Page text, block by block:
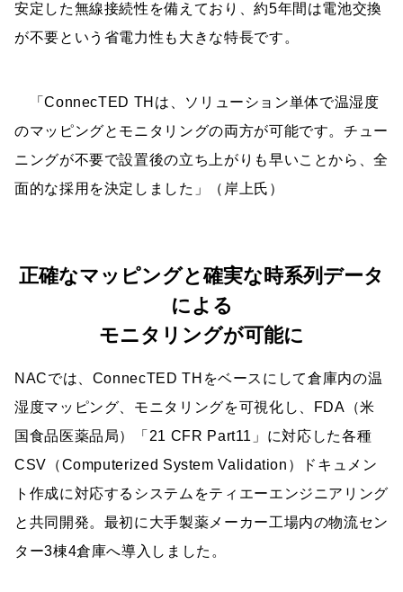
安定した無線接続性を備えており、約5年間は電池交換
が不要という省電力性も大きな特長です。
「ConnecTED THは、ソリューション単体で温湿度
のマッピングとモニタリングの両方が可能です。チュー
ニングが不要で設置後の立ち上がりも早いことから、全
面的な採用を決定しました」（岸上氏）
正確なマッピングと確実な時系列データ
による
モニタリングが可能に
NACでは、ConnecTED THをベースにして倉庫内の温
湿度マッピング、モニタリングを可視化し、FDA（米
国食品医薬品局）「21 CFR Part11」に対応した各種
CSV（Computerized System Validation）ドキュメン
ト作成に対応するシステムをティエーエンジニアリング
と共同開発。最初に大手製薬メーカー工場内の物流セン
ター3棟4倉庫へ導入しました。